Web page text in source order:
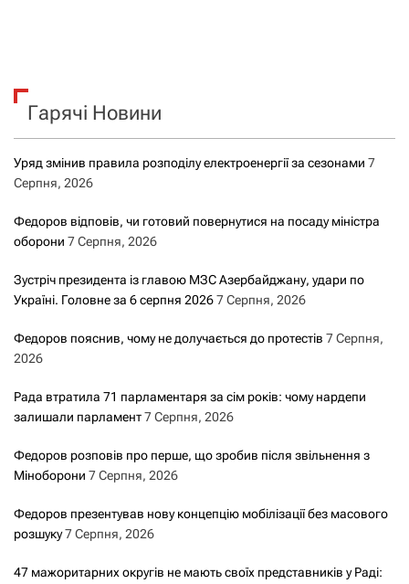
Гарячі Новини
Уряд змінив правила розподілу електроенергії за сезонами 7
Серпня, 2026
Федоров відповів, чи готовий повернутися на посаду міністра
оборони 7 Серпня, 2026
Зустріч президента із главою МЗС Азербайджану, удари по
Україні. Головне за 6 серпня 20267 Серпня, 2026
Федоров пояснив, чому не долучається до протестів 7 Серпня,
2026
Рада втратила 71 парламентаря за сім років: чому нардепи
залишали парламент7 Серпня, 2026
Федоров розповів про перше, що зробив після звільнення з
Міноборони 7 Серпня, 2026
Федоров презентував нову концепцію мобілізації без масового
розшуку7 Серпня, 2026
47 мажоритарних округів не мають своїх представників у Раді: